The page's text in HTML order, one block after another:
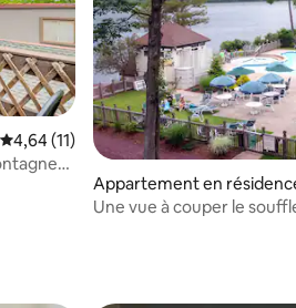
: 4,76 sur 5
Évaluation moyenne sur la base de 11
4,64 (11)
Appartement en
Lake Harmony
Une vue à couper le